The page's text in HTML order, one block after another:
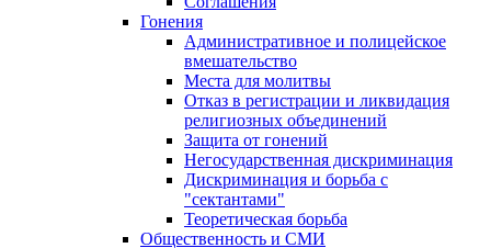
Гонения
Административное и полицейское
вмешательство
Места для молитвы
Отказ в регистрации и ликвидация
религиозных объединений
Защита от гонений
Негосударственная дискриминация
Дискриминация и борьба с
"сектантами"
Теоретическая борьба
Общественность и СМИ